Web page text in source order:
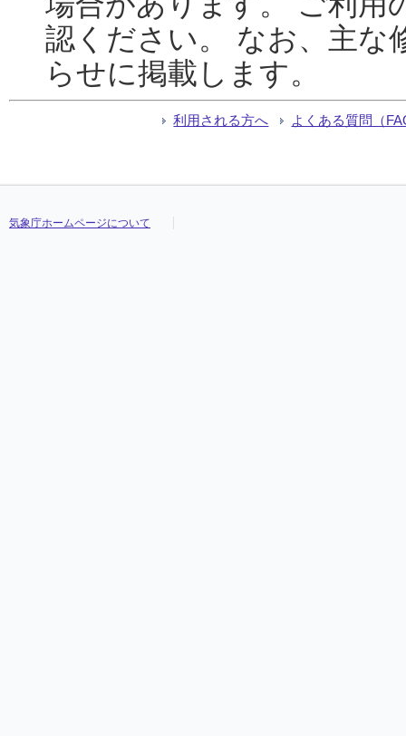
認ください。 なお、主な
らせに掲載します。
利用される方へ よくある質問（
気象庁ホームページについて